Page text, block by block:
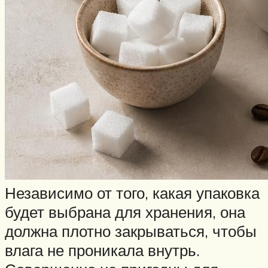
Независимо от того, какая упаковка
будет выбрана для хранения, она
должна плотно закрываться, чтобы
влага не проникала внутрь.